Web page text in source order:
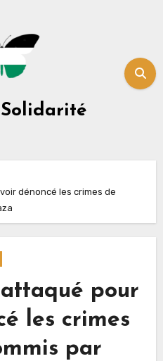
dénoncé les crimes de
attaqué pour
les crimes
par